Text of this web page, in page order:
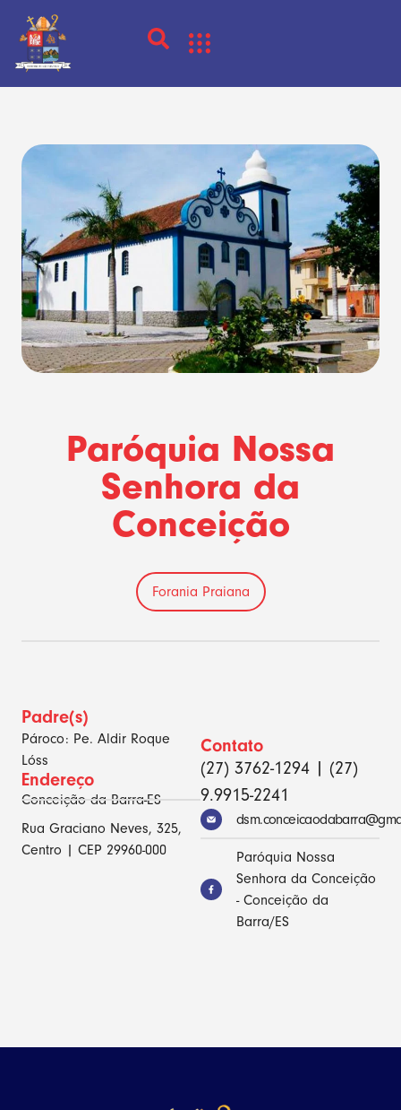
Paróquia Nossa
Senhora da
Conceição
Forania Praiana
Padre(s)
Pároco: Pe. Aldir Roque
Lóss
Endereço
Conceição da Barra-ES
Rua Graciano Neves, 325,
Centro | CEP 29960-000
Contato
(27) 3762-1294 | (27)
9.9915-2241
Paróquia Nossa
Senhora da Conceição
- Conceição da
Barra/ES